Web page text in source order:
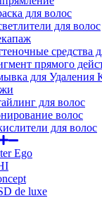
для волос
для волос
средства
прямого
для Удаления
для волос
волос
для волос
Ego
de luxe